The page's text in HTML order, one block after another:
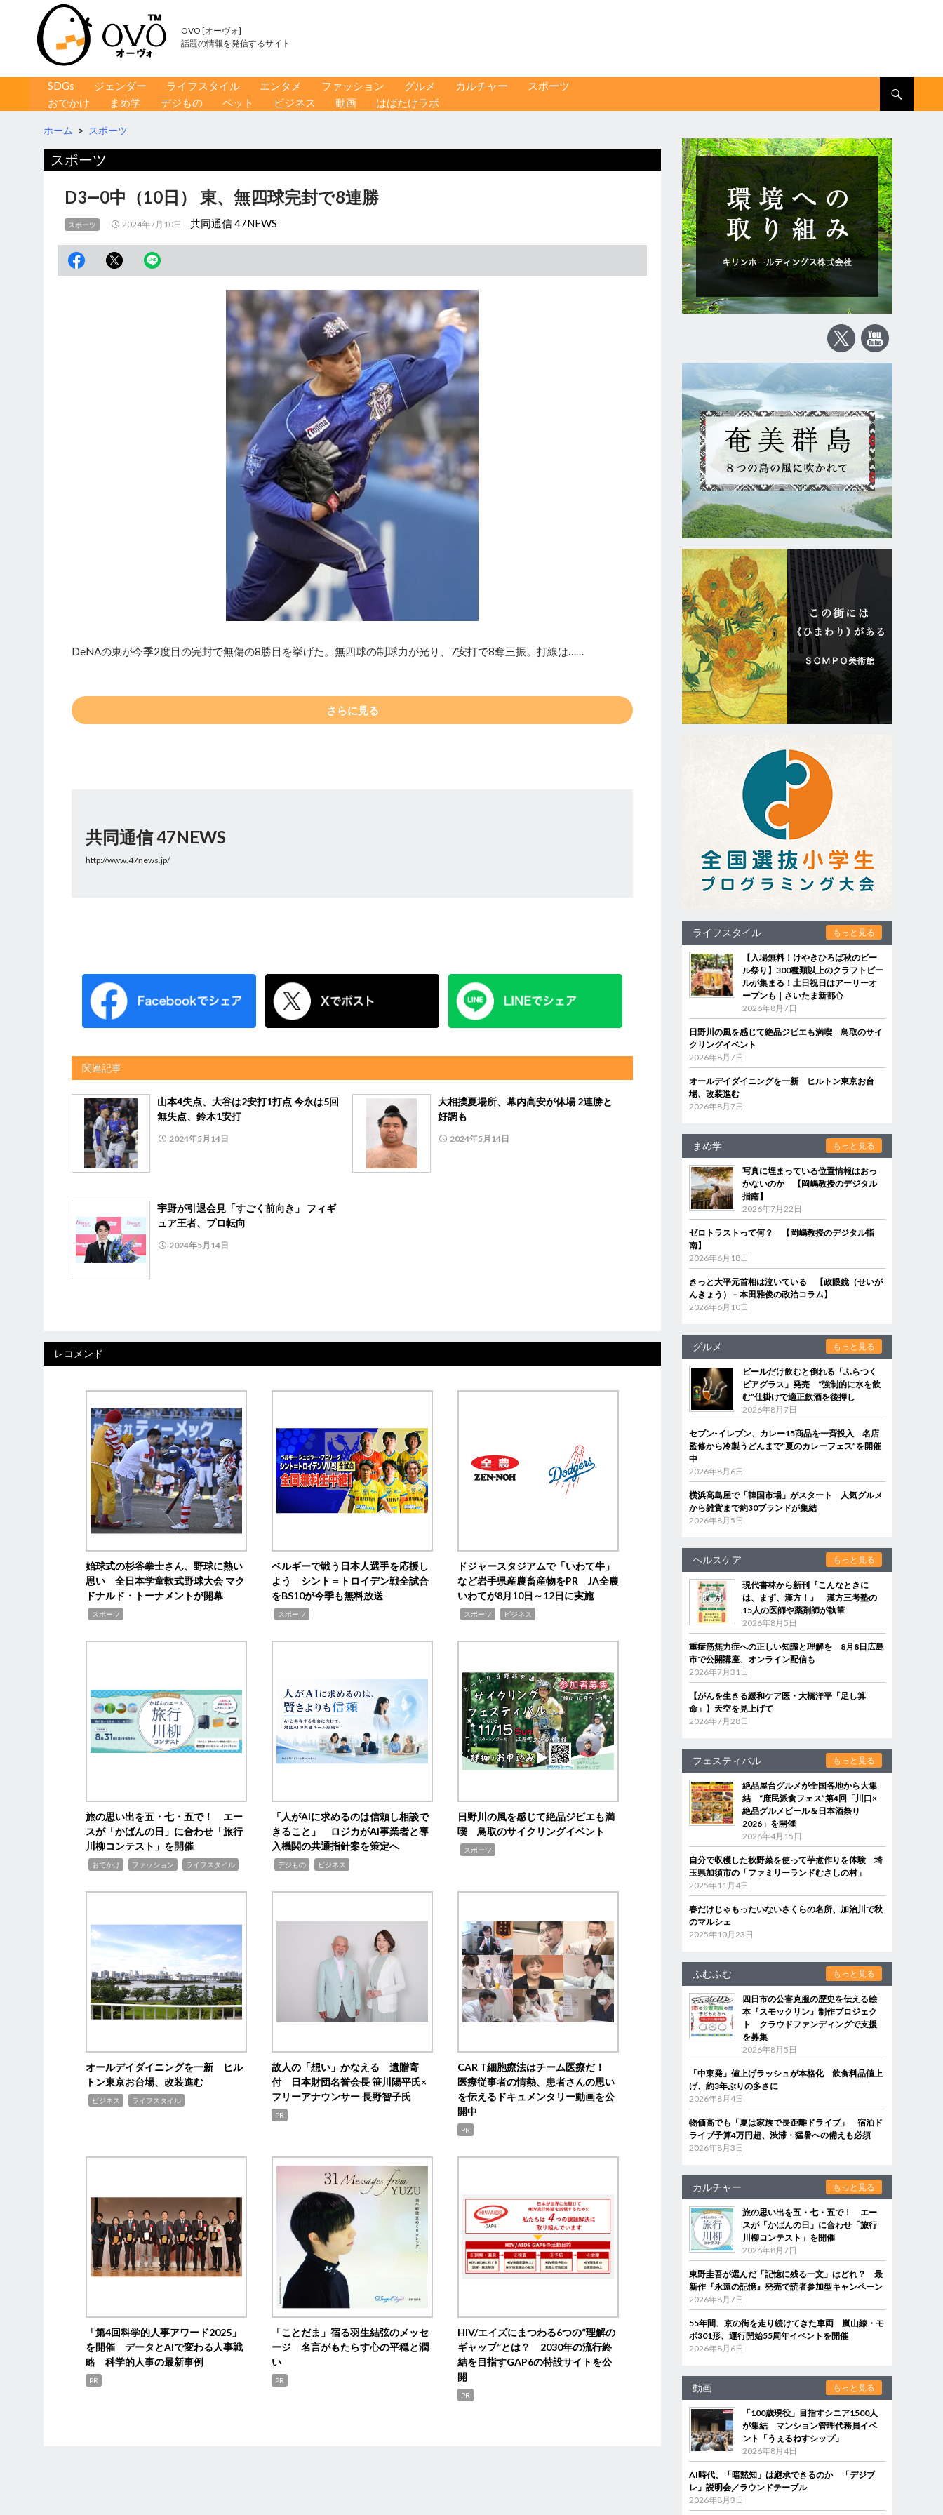
OVO [オーヴォ]
話題の情報を発信するサイト
コンテンツへ移動
SDGs ジェンダー ライフスタイル エンタメ ファッション グルメ カルチャー
スポーツ
おでかけ
まめ学 デジもの ペット ビジネス 動画 はばたけラボ
ホーム > スポーツ
スポーツ
D3―0中（10日） 東、無四球完封で8連勝
スポーツ 2024年7月10日 共同通信 47NEWS
DeNAの東が今季2度目の完封で無傷の8勝目を挙げた。無四球の制球力が光り、7安打で8奪三振。打線は……
さらに見る
共同通信 47NEWS
http://www.47news.jp/
関連記事
山本4失点、大谷は2安打1打点 今永は5回
無失点、鈴木1安打
2024年5月14日
大相撲夏場所、幕内高安が休場 2連勝と
好調も
2024年5月14日
宇野が引退会見「すごく前向き」 フィギ
ュア王者、プロ転向
2024年5月14日
レコメンド
始球式の杉谷拳士さん、野球に熱い
思い 全日本学童軟式野球大会 マク
ドナルド・トーナメントが開幕
スポーツ
ベルギーで戦う日本人選手を応援し
よう シント＝トロイデン戦全試合
をBS10が今季も無料放送
スポーツ
ドジャースタジアムで「いわて牛」
など岩手県産農畜産物をPR JA全農
いわてが8月10日～12日に実施
スポーツ ビジネス
旅の思い出を五・七・五で！ エー
スが「かばんの日」に合わせ「旅行
川柳コンテスト」を開催
おでかけ ファッション ライフスタイル
「人がAIに求めるのは信頼し相談で
きること」 ロジカがAI事業者と導
入機関の共通指針案を策定へ
デジもの ビジネス
日野川の風を感じて絶品ジビエも満
喫 鳥取のサイクリングイベント
スポーツ
オールデイダイニングを一新 ヒル
トン東京お台場、改装進む
ビジネス ライフスタイル
故人の「想い」かなえる 遺贈寄
付 日本財団名誉会長 笹川陽平氏×
フリーアナウンサー 長野智子氏
PR
CAR T細胞療法はチーム医療だ！
医療従事者の情熱、患者さんの思い
を伝えるドキュメンタリー動画を公
開中
PR
「第4回科学的人事アワード2025」
を開催 データとAIで変わる人事戦
略 科学的人事の最新事例
PR
「ことだま」宿る羽生結弦のメッセ
ージ 名言がもたらす心の平穏と潤
い
PR
HIV/エイズにまつわる6つの“理解の
ギャップ”とは？ 2030年の流行終
結を目指すGAP6の特設サイトを公
開
PR
ライフスタイル もっと見る
【入場無料！けやきひろば秋のビー
ル祭り】300種類以上のクラフトビー
ルが集まる！土日祝日はアーリーオ
ープンも｜さいたま新都心
2026年8月7日
日野川の風を感じて絶品ジビエも満喫 鳥取のサイ
クリングイベント
2026年8月7日
オールデイダイニングを一新 ヒルトン東京お台
場、改装進む
2026年8月7日
まめ学 もっと見る
写真に埋まっている位置情報はおっ
かないのか 【岡嶋教授のデジタル
指南】
2026年7月22日
ゼロトラストって何？ 【岡嶋教授のデジタル指
南】
2026年6月18日
きっと大平元首相は泣いている 【政眼鏡（せいが
んきょう）－本田雅俊の政治コラム】
2026年6月10日
グルメ もっと見る
ビールだけ飲むと倒れる「ふらつく
ビアグラス」発売 “強制的に水を飲
む”仕掛けで適正飲酒を後押し
2026年8月7日
セブン‐イレブン、カレー15商品を一斉投入 名店
監修から冷製うどんまで“夏のカレーフェス”を開催
中
2026年8月6日
横浜高島屋で「韓国市場」がスタート 人気グルメ
から雑貨まで約30ブランドが集結
2026年8月5日
ヘルスケア もっと見る
現代書林から新刊『こんなときに
は、まず、漢方！』 漢方三考塾の
15人の医師や薬剤師が執筆
2026年8月5日
重症筋無力症への正しい知識と理解を 8月8日広島
市で公開講座、オンライン配信も
2026年7月31日
【がんを生きる緩和ケア医・大橋洋平「足し算
命」】天空を見上げて
2026年7月28日
フェスティバル もっと見る
絶品屋台グルメが全国各地から大集
結 “庶民派食フェス”第4回「川口×
絶品グルメビール＆日本酒祭り
2026」を開催
2026年4月15日
自分で収穫した秋野菜を使って芋煮作りを体験 埼
玉県加須市の「ファミリーランドむさしの村」
2025年11月4日
春だけじゃもったいないさくらの名所、加治川で秋
のマルシェ
2025年10月23日
ふむふむ もっと見る
四日市の公害克服の歴史を伝える絵
本『スモックリン』制作プロジェク
ト クラウドファンディングで支援
を募集
2026年8月5日
「中東発」値上げラッシュが本格化 飲食料品値上
げ、約3年ぶりの多さに
2026年8月4日
物価高でも「夏は家族で長距離ドライブ」 宿泊ド
ライブ予算4万円超、渋滞・猛暑への備えも必須
2026年8月3日
カルチャー もっと見る
旅の思い出を五・七・五で！ エー
スが「かばんの日」に合わせ「旅行
川柳コンテスト」を開催
2026年8月7日
東野圭吾が選んだ「記憶に残る一文」はどれ？ 最
新作『永遠の記憶』発売で読者参加型キャンペーン
2026年8月7日
55年間、京の街を走り続けてきた車両 嵐山線・モ
ボ301形、運行開始55周年イベントを開催
2026年8月6日
動画 もっと見る
「100歳現役」目指すシニア1500人
が集結 マンション管理代務員イベ
ント「うぇるねすシップ」
2026年8月4日
AI時代、「暗黙知」は継承できるのか 「デジブ
レ」説明会／ラウンドテーブル
2026年8月3日